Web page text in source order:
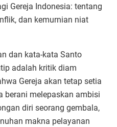
Gereja Indonesia: tentang
dan kemurnian niat
dan kata-kata Santo
adalah kritik diam
Gereja akan tetap setia
berani melepaskan ambisi
diri seorang gembala,
makna pelayanan